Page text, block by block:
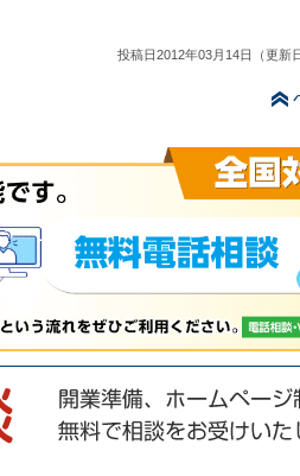
投稿日2012年03月14日（更新